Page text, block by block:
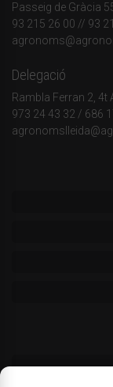
Passeig de Gràcia
93 215 26 00 // 93
Delegació
Rambla Ferran 2, 4t
973 24 43 32 / 686